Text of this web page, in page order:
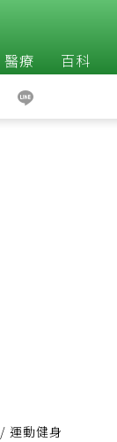
醫療 百科
/ 運動健身